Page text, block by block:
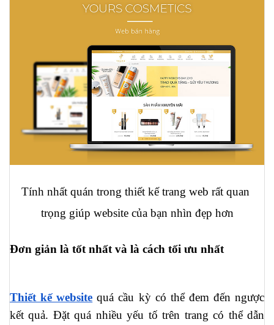
Tính nhất quán trong thiết kế trang web rất quan
trọng giúp website của bạn nhìn đẹp hơn
Đơn giản là tốt nhất và là cách tối ưu nhất
Thiết kế website quá cầu kỳ có thể đem đến ngược
kết quả. Đặt quá nhiều yếu tố trên trang có thể dẫn